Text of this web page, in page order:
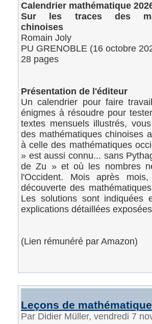
Calendrier mathématique
Sur les traces des
chinoises
Romain Joly
PU GRENOBLE (16 octobre
28 pages
Présentation de l'éditeur
Un calendrier pour faire
énigmes à résoudre pour
textes mensuels illustrés,
des mathématiques chinoises
à celle des mathématiques
» est aussi connu... sans
de Zu » et où les nombres
l'Occident. Mois après
découverte des
Les solutions sont indiquées
explications détaillées
(Lien rémunéré par Amazon)
Leçons de
Par Didier Müller, vendredi 7